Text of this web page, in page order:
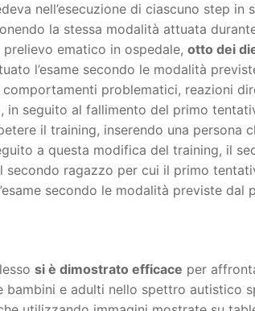
nell’esecuzione di ciascuno step
la stessa modalità attuata
ematico in ospedale, otto dei
l’esame secondo le modalità
problematici, reazioni
in seguito al fallimento del primo
il training, inserendo una persona
a questa modifica del training, il
secondo ragazzo per cui il primo
secondo le modalità previste
si è dimostrato efficace per
bambini e adulti nello spettro autistico